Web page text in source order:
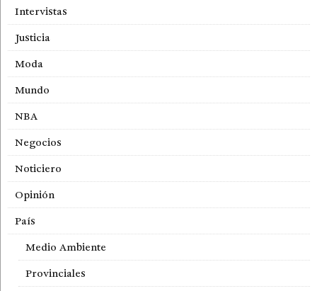
Intervistas
Justicia
Moda
Mundo
NBA
Negocios
Noticiero
Opinión
País
Medio Ambiente
Provinciales